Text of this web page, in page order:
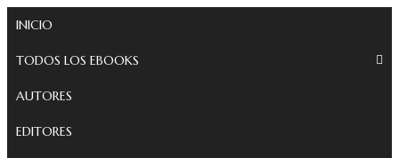
INICIO
TODOS LOS EBOOKS
AUTORES
EDITORES